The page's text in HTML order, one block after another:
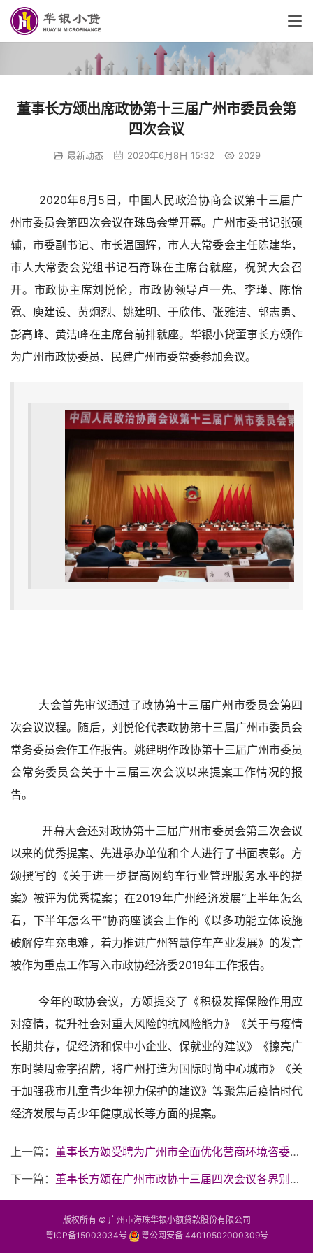
董事长方颂出席政协第十三届广州市委员会第
四次会议
最新动态 2020年6月8日 15:32 2029
2020年6月5日，中国人民政治协商会议第十三届广
州市委员会第四次会议在珠岛会堂开幕。广州市委书记张硕
辅，市委副书记、市长温国辉，市人大常委会主任陈建华，
市人大常委会党组书记石奇珠在主席台就座，祝贺大会召
开。市政协主席刘悦伦，市政协领导卢一先、李瑾、陈怡
霓、庾建设、黄炯烈、姚建明、于欣伟、张雅洁、郭志勇、
彭高峰、黄洁峰在主席台前排就座。华银小贷董事长方颂作
为广州市政协委员、民建广州市委常委参加会议。
大会首先审议通过了政协第十三届广州市委员会第四
次会议议程。随后，刘悦伦代表政协第十三届广州市委员会
常务委员会作工作报告。姚建明作政协第十三届广州市委员
会常务委员会关于十三届三次会议以来提案工作情况的报
告。
开幕大会还对政协第十三届广州市委员会第三次会议
以来的优秀提案、先进承办单位和个人进行了书面表彰。方
颂撰写的《关于进一步提高网约车行业管理服务水平的提
案》被评为优秀提案；在2019年广州经济发展“上半年怎么
看，下半年怎么干”协商座谈会上作的《以多功能立体设施
破解停车充电难，着力推进广州智慧停车产业发展》的发言
被作为重点工作写入市政协经济委2019年工作报告。
今年的政协会议，方颂提交了《积极发挥保险作用应
对疫情，提升社会对重大风险的抗风险能力》《关于与疫情
长期共存，促经济和保中小企业、保就业的建议》《擦亮广
东时装周金字招牌，将广州打造为国际时尚中心城市》《关
于加强我市儿童青少年视力保护的建议》等聚焦后疫情时代
经济发展与青少年健康成长等方面的提案。
上一篇： 董事长方颂受聘为广州市全面优化营商环境咨委会委员
下一篇： 董事长方颂在广州市政协十三届四次会议各界别委员代表座谈会上作发言
版权所有 © 广州市海珠华银小额贷款股份有限公司
粤ICP备15003034号
粤公网安备 44010502000309号